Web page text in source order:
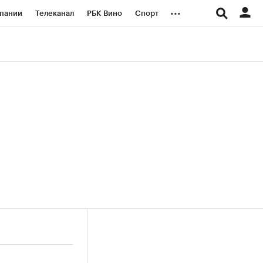
Телеканал РБК Вино Спорт ...